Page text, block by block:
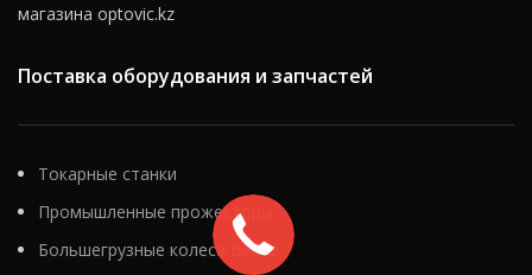
магазина optovic.kz
Поставка оборудования и запчастей
Токарные станки
Промышленные прожекторы
Большегрузные колеса Blickle